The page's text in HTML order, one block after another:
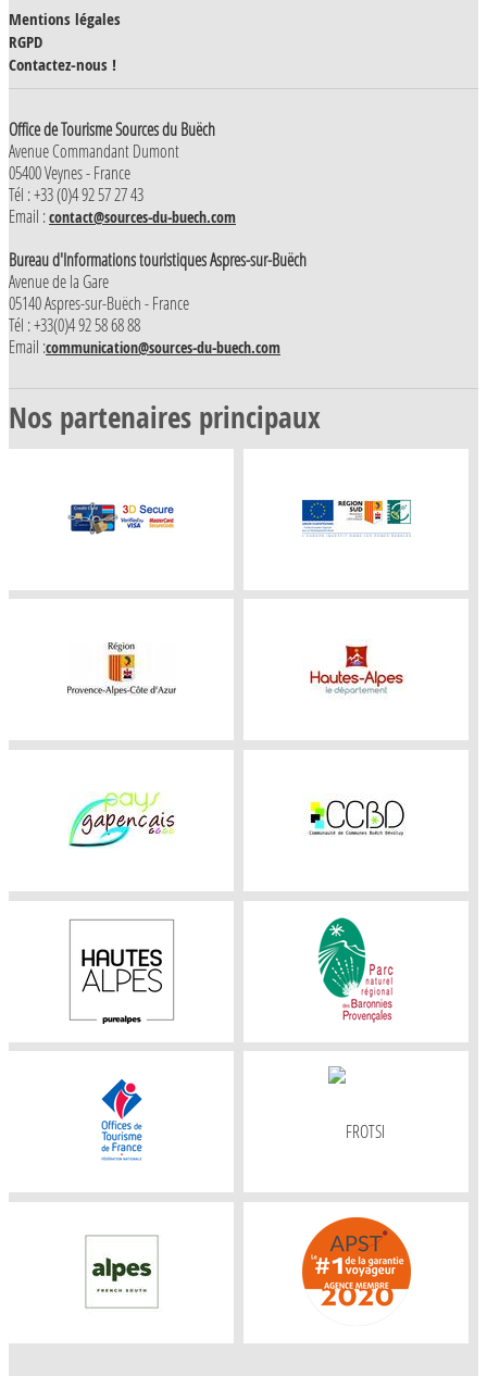
Mentions légales
RGPD
Contactez-nous !
Office de Tourisme Sources du Buëch
Avenue Commandant Dumont
05400 Veynes - France
Tél : +33 (0)4 92 57 27 43
Email :contact@sources-du-buech.com
Bureau d'Informations touristiques Aspres-sur-Buëch
Avenue de la Gare
05140 Aspres-sur-Buëch - France
Tél : +33(0)4 92 58 68 88
Email :communication@sources-du-buech.com
Nos partenaires principaux